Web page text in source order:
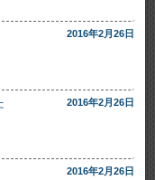
2016年2月26日
2016年2月26日
2016年2月26日